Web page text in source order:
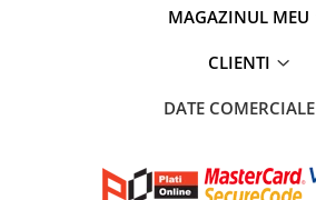
MAGAZINUL MEU
CLIENTI
DATE COMERCIALE